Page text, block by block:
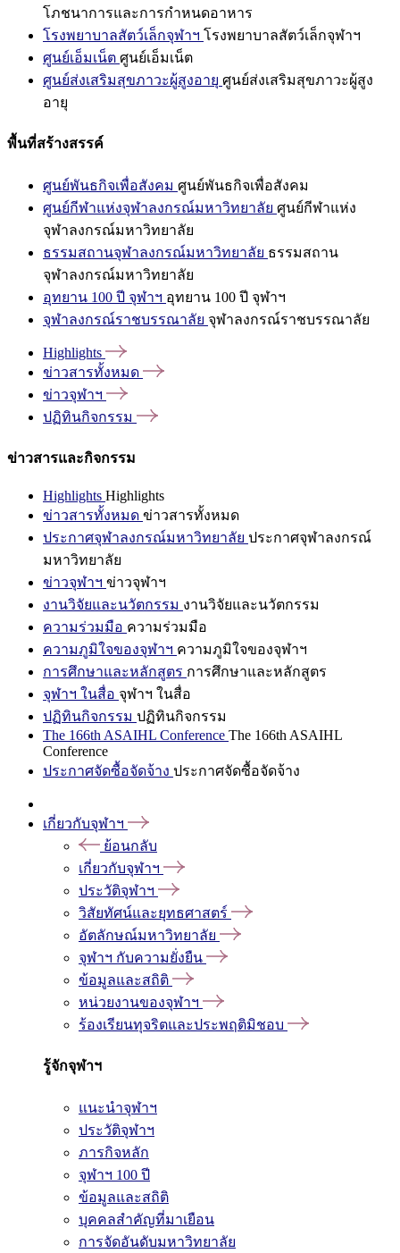
โภชนาการและการกำหนดอาหาร
โรงพยาบาลสัตว์เล็กจุฬาฯ โรงพยาบาลสัตว์เล็กจุฬาฯ
ศูนย์เอ็มเน็ต ศูนย์เอ็มเน็ต
ศูนย์ส่งเสริมสุขภาวะผู้สูงอายุ ศูนย์ส่งเสริมสุขภาวะผู้สูง
อายุ
พื้นที่สร้างสรรค์
ศูนย์พันธกิจเพื่อสังคม ศูนย์พันธกิจเพื่อสังคม
ศูนย์กีฬาแห่งจุฬาลงกรณ์มหาวิทยาลัย ศูนย์กีฬาแห่ง
จุฬาลงกรณ์มหาวิทยาลัย
ธรรมสถานจุฬาลงกรณ์มหาวิทยาลัย ธรรมสถาน
จุฬาลงกรณ์มหาวิทยาลัย
อุทยาน 100 ปี จุฬาฯ อุทยาน 100 ปี จุฬาฯ
จุฬาลงกรณ์ราชบรรณาลัย จุฬาลงกรณ์ราชบรรณาลัย
Highlights
ข่าวสารทั้งหมด
ข่าวจุฬาฯ
ปฏิทินกิจกรรม
ข่าวสารและกิจกรรม
Highlights Highlights
ข่าวสารทั้งหมด ข่าวสารทั้งหมด
ประกาศจุฬาลงกรณ์มหาวิทยาลัย ประกาศจุฬาลงกรณ์
มหาวิทยาลัย
ข่าวจุฬาฯ ข่าวจุฬาฯ
งานวิจัยและนวัตกรรม งานวิจัยและนวัตกรรม
ความร่วมมือ ความร่วมมือ
ความภูมิใจของจุฬาฯ ความภูมิใจของจุฬาฯ
การศึกษาและหลักสูตร การศึกษาและหลักสูตร
จุฬาฯ ในสื่อ จุฬาฯ ในสื่อ
ปฏิทินกิจกรรม ปฏิทินกิจกรรม
The 166th ASAIHL Conference The 166th ASAIHL
Conference
ประกาศจัดซื้อจัดจ้าง ประกาศจัดซื้อจัดจ้าง
เกี่ยวกับจุฬาฯ
ย้อนกลับ
เกี่ยวกับจุฬาฯ
ประวัติจุฬาฯ
วิสัยทัศน์และยุทธศาสตร์
อัตลักษณ์มหาวิทยาลัย
จุฬาฯ กับความยั่งยืน
ข้อมูลและสถิติ
หน่วยงานของจุฬาฯ
ร้องเรียนทุจริตและประพฤติมิชอบ
รู้จักจุฬาฯ
แนะนำจุฬาฯ
ประวัติจุฬาฯ
ภารกิจหลัก
จุฬาฯ 100 ปี
ข้อมูลและสถิติ
บุคคลสำคัญที่มาเยือน
การจัดอันดับมหาวิทยาลัย